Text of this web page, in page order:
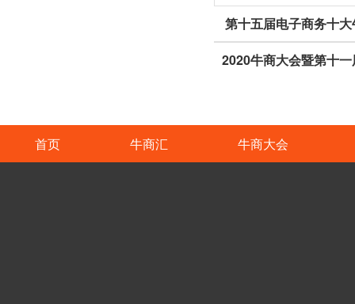
第十五届电子商务十
首页 牛商汇 牛商大会